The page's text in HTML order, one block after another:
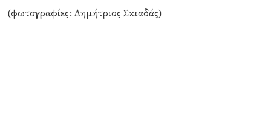
(φωτογραφίες: Δημήτριος Σκιαδάς)